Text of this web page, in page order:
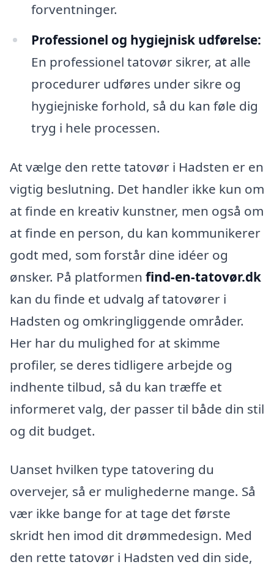
forventninger.
Professionel og hygiejnisk udførelse:
En professionel tatovør sikrer, at alle
procedurer udføres under sikre og
hygiejniske forhold, så du kan føle dig
tryg i hele processen.
At vælge den rette tatovør i Hadsten er en
vigtig beslutning. Det handler ikke kun om
at finde en kreativ kunstner, men også om
at finde en person, du kan kommunikerer
godt med, som forstår dine idéer og
ønsker. På platformen find-en-tatovør.dk
kan du finde et udvalg af tatovører i
Hadsten og omkringliggende områder.
Her har du mulighed for at skimme
profiler, se deres tidligere arbejde og
indhente tilbud, så du kan træffe et
informeret valg, der passer til både din stil
og dit budget.
Uanset hvilken type tatovering du
overvejer, så er mulighederne mange. Så
vær ikke bange for at tage det første
skridt hen imod dit drømmedesign. Med
den rette tatovør i Hadsten ved din side,